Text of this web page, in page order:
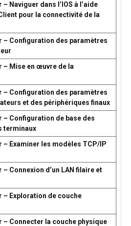
Naviguer dans l’IOS à l’aide
pour la connectivité de la
– Configuration des paramètres
– Mise en œuvre de la
– Configuration des paramètres
et des périphériques finaux
– Configuration de base des
terminaux
– Examiner les modèles TCP/IP
Connexion d’un LAN filaire et
– Exploration de couche
– Connecter la couche physique